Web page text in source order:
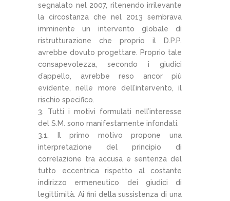
segnalato nel 2007, ritenendo irrilevante
la circostanza che nel 2013 sembrava
imminente un intervento globale di
ristrutturazione che proprio il D.P.P.
avrebbe dovuto progettare. Proprio tale
consapevolezza, secondo i giudici
d’appello, avrebbe reso ancor più
evidente, nelle more dell’intervento, il
rischio specifico.
3. Tutti i motivi formulati nell’interesse
del S.M. sono manifestamente infondati.
3.1. Il primo motivo propone una
interpretazione del principio di
correlazione tra accusa e sentenza del
tutto eccentrica rispetto al costante
indirizzo ermeneutico dei giudici di
legittimità. Ai fini della sussistenza di una